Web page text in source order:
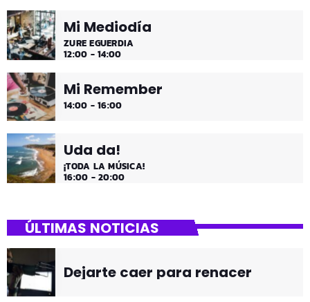
Mi Mediodía
ZURE EGUERDIA
12:00 - 14:00
Mi Remember
14:00 - 16:00
Uda da!
¡TODA LA MÚSICA!
16:00 - 20:00
ÚLTIMAS NOTICIAS
Dejarte caer para renacer